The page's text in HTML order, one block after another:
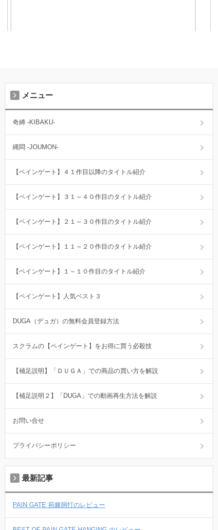
メニュー
奇縛 -KIBAKU-
縄悶 -JOUMON-
【ペインゲート】４１作目以降のタイトル紹介
【ペインゲート】３１～４０作目のタイトル紹介
【ペインゲート】２１～３０作目のタイトル紹介
【ペインゲート】１１～２０作目のタイトル紹介
【ペインゲート】１～１０作目のタイトル紹介
【ペインゲート】人気ベスト３
DUGA（デュガ）の無料会員登録方法
スクラムの【ペインゲート】をお得に買う必殺技
【補足説明】「ＤＵＧＡ」での商品の買い方を解説
【補足説明２】「DUGA」での動画再生方法を解説
お問い合せ
プライバシーポリシー
最新記事
PAIN GATE 荊棘胴打のレビュー